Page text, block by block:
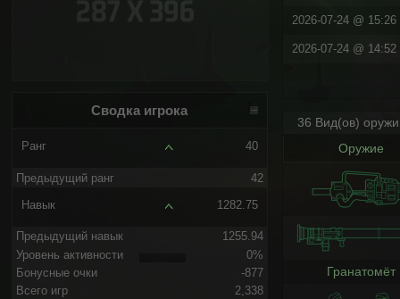
Сводка игрока
Ранг 40
Предыдущий ранг 42
Навык 1282.75
Предыдущий навык
1255.94
Уровень активности
0%
Бонусные очки
-877
Всего игр
2,338
2026-07-24 @
2026-07-24 @
36 Вид(ов)
Оружие
Гранатомёт